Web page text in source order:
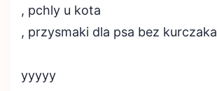
, pchly u kota
, przysmaki dla psa bez kurczaka
yyyyy